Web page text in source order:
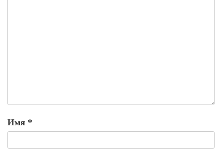
Имя *